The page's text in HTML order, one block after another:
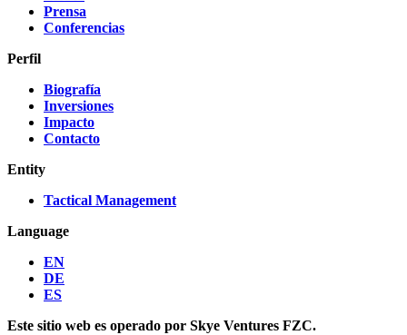
Prensa
Conferencias
Perfil
Biografía
Inversiones
Impacto
Contacto
Entity
Tactical Management
Language
EN
DE
ES
Este sitio web es operado por Skye Ventures FZC.